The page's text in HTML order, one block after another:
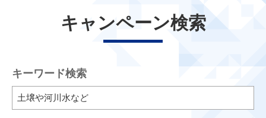
キャンペーン検索
キーワード検索